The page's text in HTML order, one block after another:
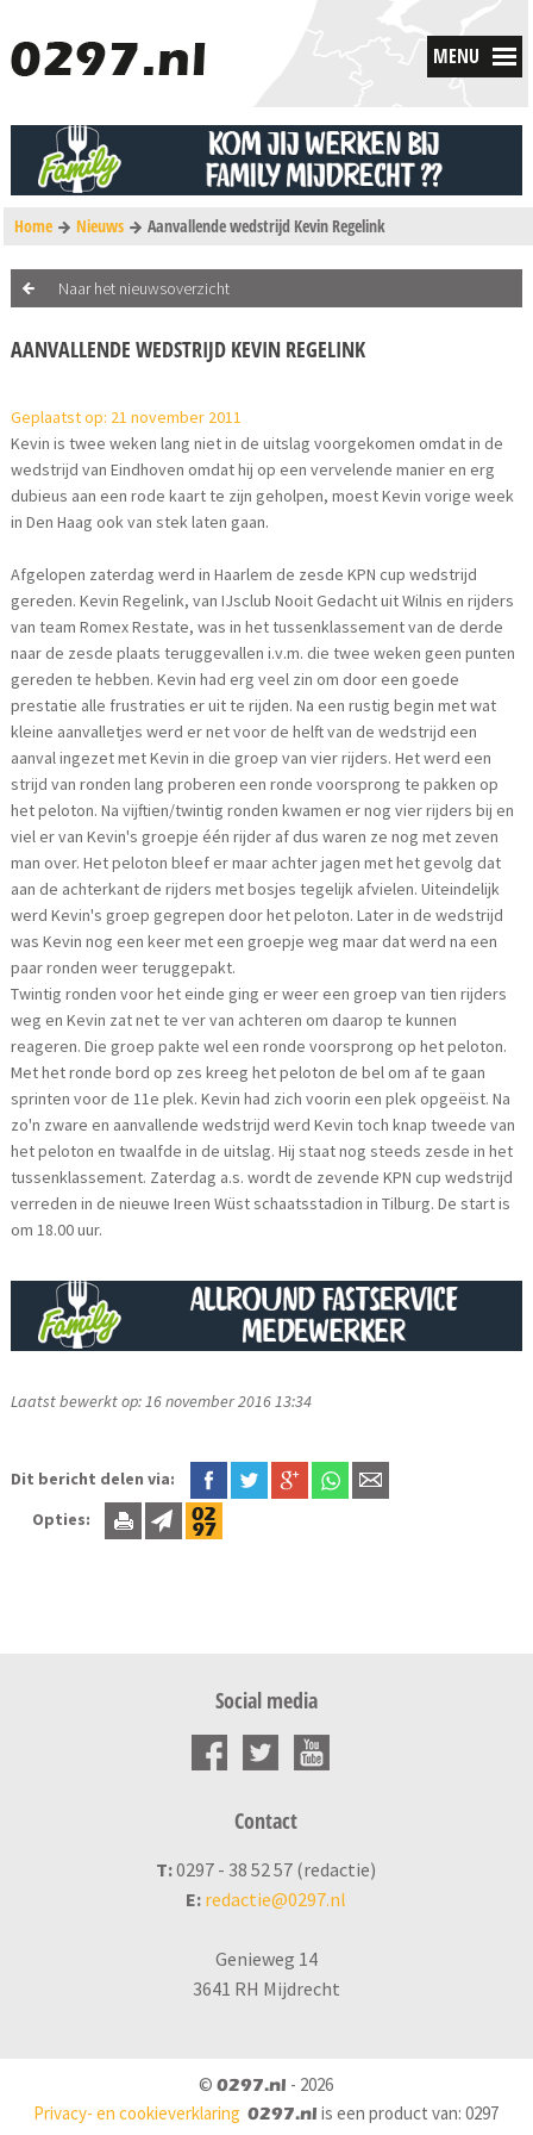
MENU
Home Nieuws Aanvallende wedstrijd Kevin Regelink
Naar het nieuwsoverzicht
AANVALLENDE WEDSTRIJD KEVIN REGELINK
Geplaatst op: 21 november 2011
Kevin is twee weken lang niet in de uitslag voorgekomen omdat in de
wedstrijd van Eindhoven omdat hij op een vervelende manier en erg
dubieus aan een rode kaart te zijn geholpen, moest Kevin vorige week
in Den Haag ook van stek laten gaan.
Afgelopen zaterdag werd in Haarlem de zesde KPN cup wedstrijd
gereden. Kevin Regelink, van IJsclub Nooit Gedacht uit Wilnis en rijders
van team Romex Restate, was in het tussenklassement van de derde
naar de zesde plaats teruggevallen i.v.m. die twee weken geen punten
gereden te hebben. Kevin had erg veel zin om door een goede
prestatie alle frustraties er uit te rijden. Na een rustig begin met wat
kleine aanvalletjes werd er net voor de helft van de wedstrijd een
aanval ingezet met Kevin in die groep van vier rijders. Het werd een
strijd van ronden lang proberen een ronde voorsprong te pakken op
het peloton. Na vijftien/twintig ronden kwamen er nog vier rijders bij en
viel er van Kevin's groepje één rijder af dus waren ze nog met zeven
man over. Het peloton bleef er maar achter jagen met het gevolg dat
aan de achterkant de rijders met bosjes tegelijk afvielen. Uiteindelijk
werd Kevin's groep gegrepen door het peloton. Later in de wedstrijd
was Kevin nog een keer met een groepje weg maar dat werd na een
paar ronden weer teruggepakt.
Twintig ronden voor het einde ging er weer een groep van tien rijders
weg en Kevin zat net te ver van achteren om daarop te kunnen
reageren. Die groep pakte wel een ronde voorsprong op het peloton.
Met het ronde bord op zes kreeg het peloton de bel om af te gaan
sprinten voor de 11e plek. Kevin had zich voorin een plek opgeëist. Na
zo'n zware en aanvallende wedstrijd werd Kevin toch knap tweede van
het peloton en twaalfde in de uitslag. Hij staat nog steeds zesde in het
tussenklassement. Zaterdag a.s. wordt de zevende KPN cup wedstrijd
verreden in de nieuwe Ireen Wüst schaatsstadion in Tilburg. De start is
om 18.00 uur.
Laatst bewerkt op: 16 november 2016 13:34
Dit bericht delen via:
Opties:
Social media
Contact
T:0297 - 38 52 57 (redactie)
E: redactie@0297.nl
Genieweg 14
3641 RH Mijdrecht
©0297.nl - 2026
Privacy- en cookieverklaring 0297.nl is een product van: 0297